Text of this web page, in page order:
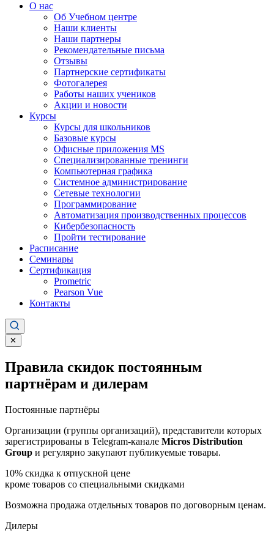
О нас
Об Учебном центре
Наши клиенты
Наши партнеры
Рекомендательные письма
Отзывы
Партнерские сертификаты
Фотогалерея
Работы наших учеников
Акции и новости
Курсы
Курсы для школьников
Базовые курсы
Офисные приложения MS
Специализированные тренинги
Компьютерная графика
Системное администрирование
Сетевые технологии
Программирование
Автоматизация производственных процессов
Кибербезопасность
Пройти тестирование
Расписание
Семинары
Сертификация
Prometric
Pearson Vue
Контакты
✕
Правила скидок постоянным
партнёрам и дилерам
Постоянные партнёры
Организации (группы организаций), представители которых
зарегистрированы в Telegram-канале Micros Distribution
Group и регулярно закупают публикуемые товары.
10% скидка к отпускной цене
кроме товаров со специальными скидками
Возможна продажа отдельных товаров по договорным ценам.
Дилеры